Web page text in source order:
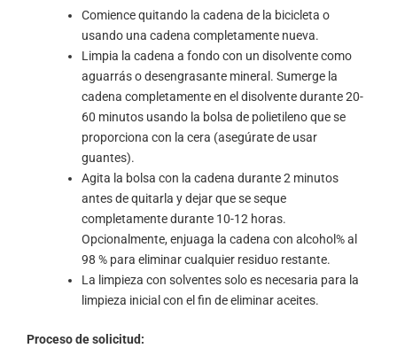
Comience quitando la cadena de la bicicleta o
usando una cadena completamente nueva.
Limpia la cadena a fondo con un disolvente como
aguarrás o desengrasante mineral. Sumerge la
cadena completamente en el disolvente durante 20-
60 minutos usando la bolsa de polietileno que se
proporciona con la cera (asegúrate de usar
guantes).
Agita la bolsa con la cadena durante 2 minutos
antes de quitarla y dejar que se seque
completamente durante 10-12 horas.
Opcionalmente, enjuaga la cadena con alcohol% al
98 % para eliminar cualquier residuo restante.
La limpieza con solventes solo es necesaria para la
limpieza inicial con el fin de eliminar aceites.
Proceso de solicitud: